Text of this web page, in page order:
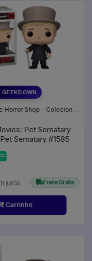
GEEKDOWN
Shop - Colecionáveis - MG
Pet Sematary -
Gage Creed - Pet Sematary #1585
juros Frete Grátis
Carrinho